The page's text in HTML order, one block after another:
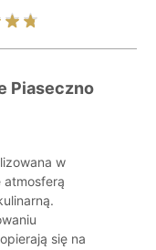
Piaseczno
w
atmosferą
się na